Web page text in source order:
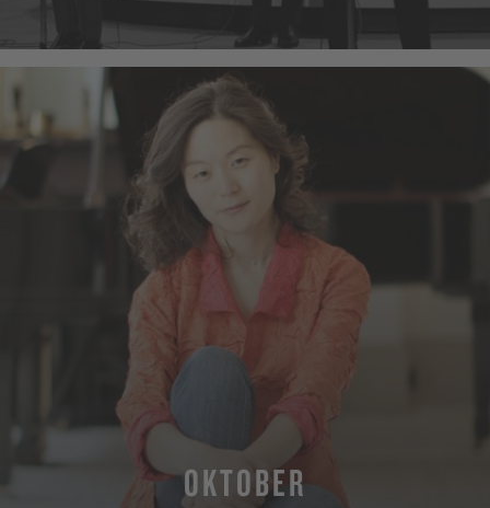
OKTOBER